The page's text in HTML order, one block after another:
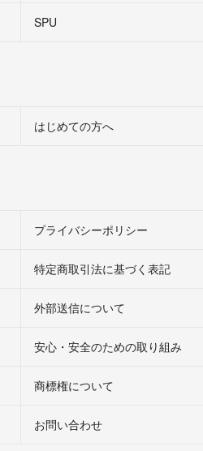
SPU
はじめての方へ
プライバシーポリシー
特定商取引法に基づく表記
外部送信について
安心・安全のための取り組み
商標権について
お問い合わせ